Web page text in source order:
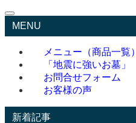
MENU
メニュー（商品一覧）
「地震に強いお墓」
お問合せフォーム
お客様の声
新着記事